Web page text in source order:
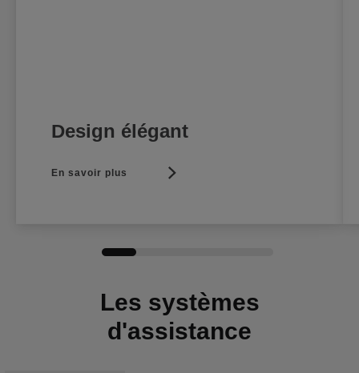
Design élégant
En savoir plus
Les systèmes
d'assistance